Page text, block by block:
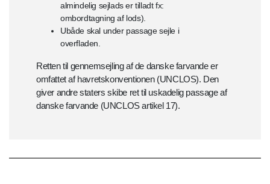
almindelig sejlads er tilladt fx:
ombordtagning af lods).
Ubåde skal under passage sejle i
overfladen.
Retten til gennemsejling af de danske farvande er
omfattet af havretskonventionen (UNCLOS). Den
giver andre staters skibe ret til uskadelig passage af
danske farvande (UNCLOS artikel 17).